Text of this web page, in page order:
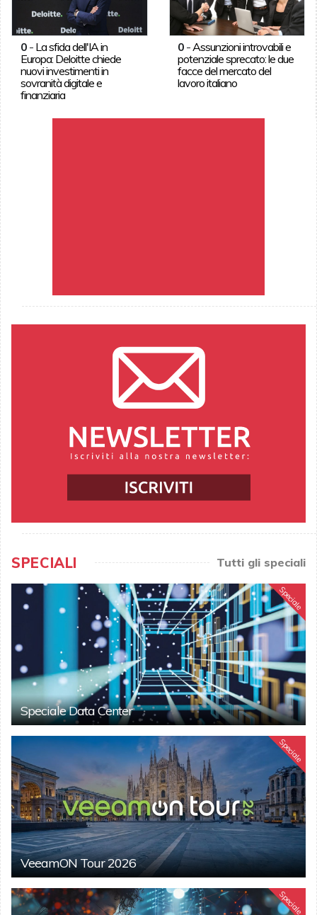
0- La sfida dell'IA in
Europa: Deloitte chiede
nuovi investimenti in
sovranità digitale e
finanziaria
0 - Assunzioni introvabili e
potenziale sprecato: le due
facce del mercato del
lavoro italiano
SPECIALI Tutti gli speciali
Speciale
Speciale Data Center
Speciale
VeeamON Tour 2026
Speciale